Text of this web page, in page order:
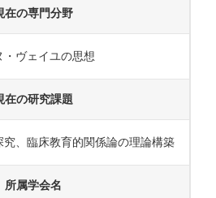
在の専門分野
ヴェイユの思想
在の研究課題
、臨床教育的関係論の理論構築
所属学会名